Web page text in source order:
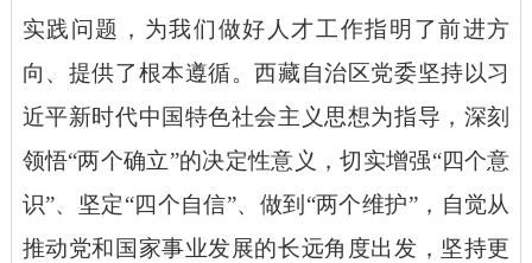
实践问题，为我们做好人才工作指明了前进方
向、提供了根本遵循。西藏自治区党委坚持以习
近平新时代中国特色社会主义思想为指导，深刻
领悟“两个确立”的决定性意义，切实增强“四个意
识”、坚定“四个自信”、做到“两个维护”，自觉从
推动党和国家事业发展的长远角度出发，坚持更